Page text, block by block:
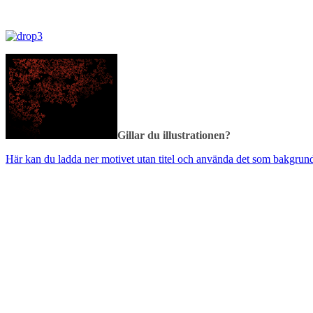
Gillar du illustrationen?
Här kan du ladda ner motivet utan titel och använda det som